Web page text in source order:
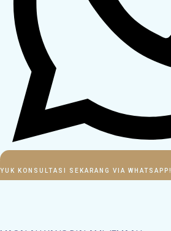
YUK KONSULTASI SEKARANG VIA WHATSAPP!